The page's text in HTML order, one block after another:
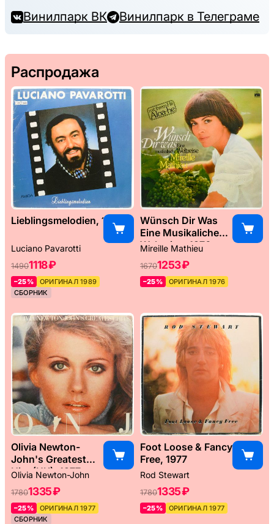
Винилпарк ВК Винилпарк в Телеграме
Распродажа
Lieblingsmelodien, 1989
Luciano Pavarotti
14901118 ₽
–25%
ОРИГИНАЛ 1989
СБОРНИК
Wünsch Dir Was
Eine Musikaliche
Weltreise, 1976
Mireille Mathieu
16701253 ₽
–25% ОРИГИНАЛ 1976
Olivia Newton-
John's Greatest
Hits (UK), 1977
Olivia Newton-John
17801335 ₽
–25%
ОРИГИНАЛ 1977
СБОРНИК
Foot Loose & Fancy
Free, 1977
Rod Stewart
17801335 ₽
–25% ОРИГИНАЛ 1977